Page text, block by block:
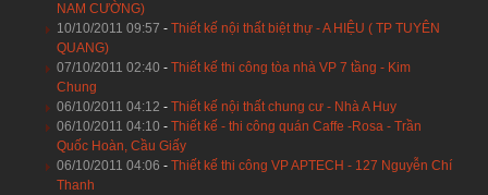
NAM CƯỜNG)
10/10/2011 09:57 - Thiết kế nội thất biệt thự - A HIỆU ( TP TUYÊN
QUANG)
07/10/2011 02:40 - Thiết kế thi công tòa nhà VP 7 tầng - Kim
Chung
06/10/2011 04:12 - Thiết kế nội thất chung cư - Nhà A Huy
06/10/2011 04:10 - Thiết kế - thi công quán Caffe -Rosa - Trần
Quốc Hoàn, Cầu Giấy
06/10/2011 04:06 - Thiết kế thi công VP APTECH - 127 Nguyễn Chí
Thanh